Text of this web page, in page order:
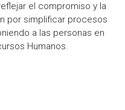
el compromiso y la
por simplificar procesos
a las personas en
Humanos.